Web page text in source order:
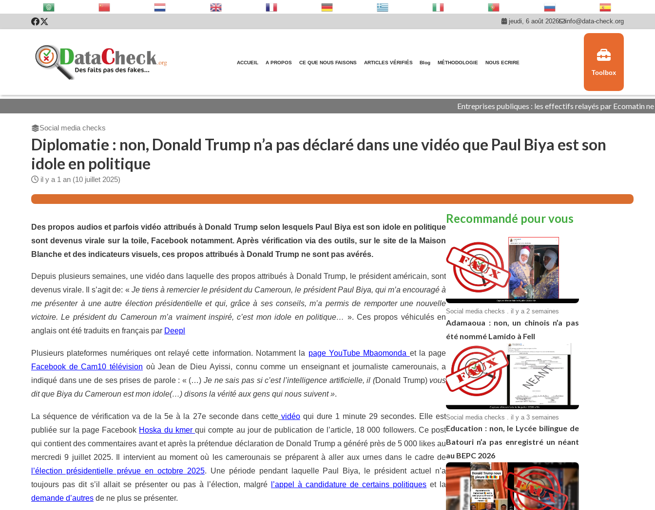
jeudi, 6 août 2026 info@data-check.org
ACCUEIL A PROPOS CE QUE NOUS FAISONS ARTICLES VÉRIFIÉS Blog MÉTHODOLOGIE NOUS ECRIRE
Toolbox
Entreprises publiques : les effectifs relayés par Ecomatin ne sont pas tous
Social media checks
Diplomatie : non, Donald Trump n’a pas déclaré dans une vidéo que Paul Biya est son
idole en politique
il y a 1 an (10 juillet 2025)
Des propos audios et parfois vidéo attribués à Donald Trump selon lesquels Paul Biya est son idole en politique
sont devenus virale sur la toile, Facebook notamment. Après vérification via des outils, sur le site de la Maison
Blanche et des indicateurs visuels, ces propos attribués à Donald Trump ne sont pas avérés.
Depuis plusieurs semaines, une vidéo dans laquelle des propos attribués à Donald Trump, le président américain, sont
devenus virale. Il s’agit de: « Je tiens à remercier le président du Cameroun, le président Paul Biya, qui m’a encouragé à
me présenter à une autre élection présidentielle et qui, grâce à ses conseils, m’a permis de remporter une nouvelle
victoire. Le président du Cameroun m’a vraiment inspiré, c’est mon idole en politique… ». Ces propos véhiculés en
anglais ont été traduits en français par Deepl
Plusieurs plateformes numériques ont relayé cette information. Notamment la page YouTube Mbaomonda et la page
Facebook de Cam10 télévision où Jean de Dieu Ayissi, connu comme un enseignant et journaliste camerounais, a
indiqué dans une de ses prises de parole : « (…)Je ne sais pas si c’est l’intelligence artificielle, il (Donald Trump)vous
dit que Biya du Cameroun est mon idole(…) disons la vérité aux gens qui nous suivent ».
La séquence de vérification va de la 5e à la 27eseconde dans cette vidéoqui dure 1 minute 29 secondes. Elle est
publiée sur la page Facebook Hoska du kmer qui compte au jour de publication de l’article, 18 000 followers. Ce post
qui contient des commentaires avant et après la prétendue déclaration de Donald Trump a généré près de 5 000 likes au
mercredi 9 juillet 2025. Il intervient au moment où les camerounais se préparent à aller aux urnes dans le cadre de
l’élection présidentielle prévue en octobre 2025. Une période pendant laquelle Paul Biya, le président actuel n’a
toujours pas dit s’il allait se présenter ou pas à l’élection, malgré
l’appel à candidature de certains politiques et la
demande d’autres de ne plus se présenter.
Recommandé pour vous
Social media checks . il y a 2 semaines
Adamaoua : non, un chinois n’a pas
été nommé Lamido à Fell
Social media checks . il y a 3 semaines
Education : non, le Lycée bilingue de
Batouri n’a pas enregistré un néant
au BEPC 2026